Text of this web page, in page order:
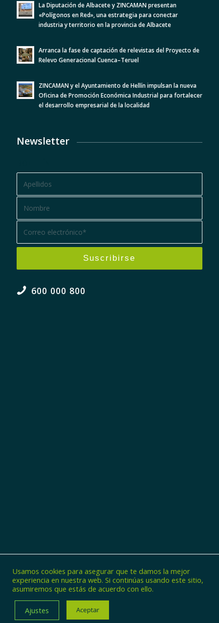
La Diputación de Albacete y ZINCAMAN presentan
«Polígonos en Red», una estrategia para conectar
industria y territorio en la provincia de Albacete
Arranca la fase de captación de relevistas del Proyecto de
Relevo Generacional Cuenca–Teruel
ZINCAMAN y el Ayuntamiento de Hellín impulsan la nueva
Oficina de Promoción Económica Industrial para fortalecer
el desarrollo empresarial de la localidad
Newsletter
600 000 800
© Copyright - Zincaman
POLÍTICA DE PRIVACIDAD
POLÍTICA DE COOKIES
Usamos cookies para asegurar que te damos la mejor
experiencia en nuestra web. Si continúas usando este sitio,
asumiremos que estás de acuerdo con ello.
Ajustes Aceptar